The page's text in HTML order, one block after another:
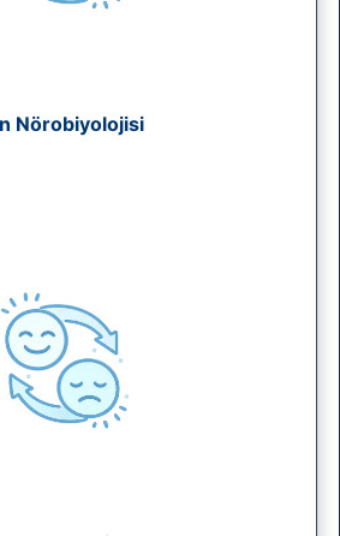
Nörobiyolojisi